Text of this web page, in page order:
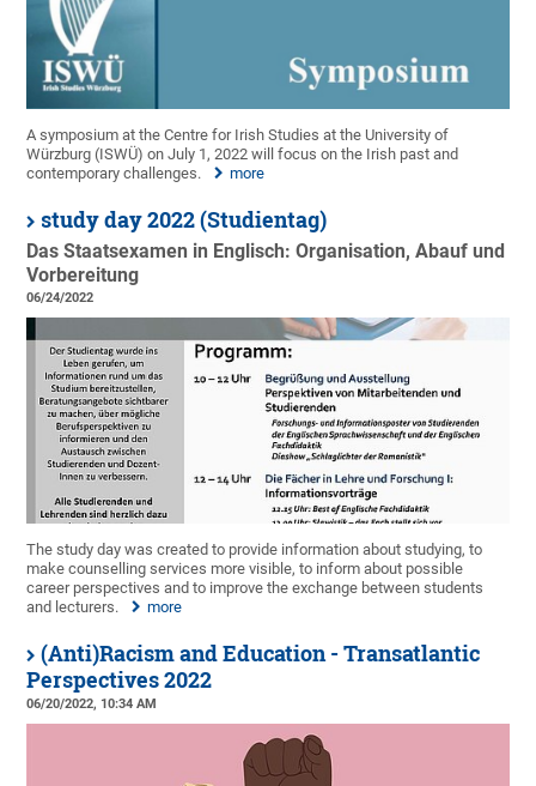
A symposium at the Centre for Irish Studies at the University of
Würzburg (ISWÜ) on July 1, 2022 will focus on the Irish past and
contemporary challenges.
more
study day 2022 (Studientag)
Das Staatsexamen in Englisch: Organisation, Abauf und
Vorbereitung
06/24/2022
The study day was created to provide information about studying, to
make counselling services more visible, to inform about possible
career perspectives and to improve the exchange between students
and lecturers.
more
(Anti)Racism and Education - Transatlantic
Perspectives 2022
06/20/2022, 10:34 AM